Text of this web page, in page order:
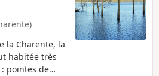
la Charente, la
habitée très
pointes de